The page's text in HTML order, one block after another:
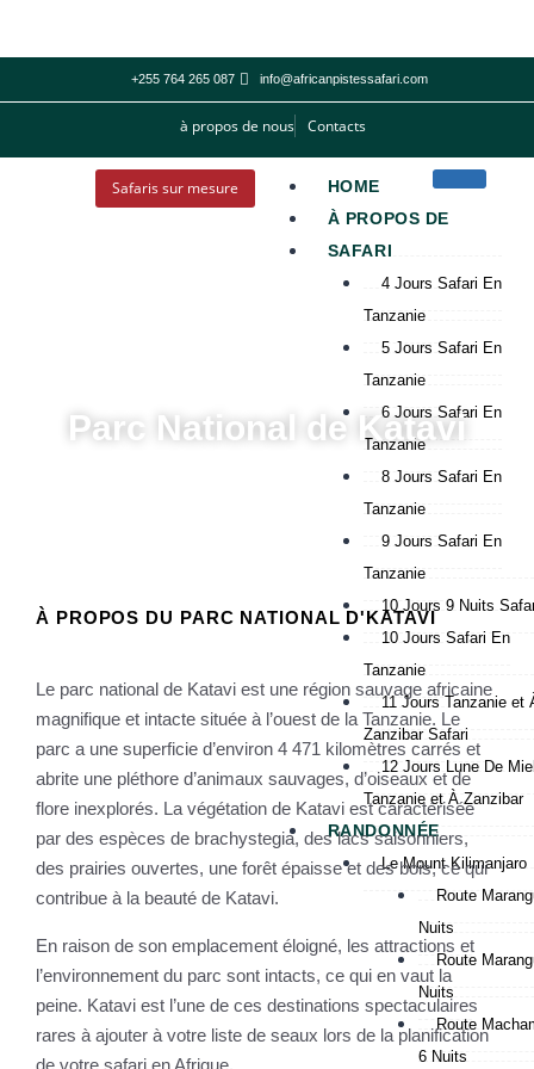
+255 764 265 087 info@africanpistessafari.com
à propos de nous Contacts
Safaris sur mesure
HOME
À PROPOS DE
SAFARI
4 Jours Safari En
Tanzanie
5 Jours Safari En
Tanzanie
6 Jours Safari En
Tanzanie
8 Jours Safari En
Tanzanie
9 Jours Safari En
Tanzanie
10 Jours 9 Nuits
10 Jours Safari En
Tanzanie
11 Jours Tanzanie et
Zanzibar Safari
12 Jours Lune De
Tanzanie et À Zanzibar
RANDONNÉE
Le Mount Kilimanjaro
Route
Nuits
Route
Nuits
Route
6 Nuits
Parc National de Katavi
À PROPOS DU PARC NATIONAL D'KATAVI
Le parc national de Katavi est une région sauvage africaine
magnifique et intacte située à l’ouest de la Tanzanie. Le
parc a une superficie d’environ 4 471 kilomètres carrés et
abrite une pléthore d’animaux sauvages, d’oiseaux et de
flore inexplorés. La végétation de Katavi est caractérisée
par des espèces de brachystegia, des lacs saisonniers,
des prairies ouvertes, une forêt épaisse et des bois, ce qui
contribue à la beauté de Katavi.
En raison de son emplacement éloigné, les attractions et
l’environnement du parc sont intacts, ce qui en vaut la
peine. Katavi est l’une de ces destinations spectaculaires
rares à ajouter à votre liste de seaux lors de la planification
de votre safari en Afrique.